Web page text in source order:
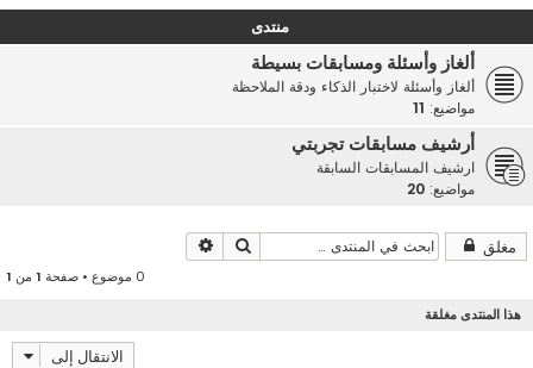
منتدى
ألغاز وأسئلة ومسابقات بسيطة
ألغاز وأسئلة لاختبار الذكاء ودقة الملاحظة
مواضيع: 11
أرشيف مسابقات تجربتي
ارشيف المسابقات السابقة
مواضيع: 20
مغلق بحث
0 موضوع • صفحة 1 من 1
هذا المنتدى مغلقة
الانتقال إلى